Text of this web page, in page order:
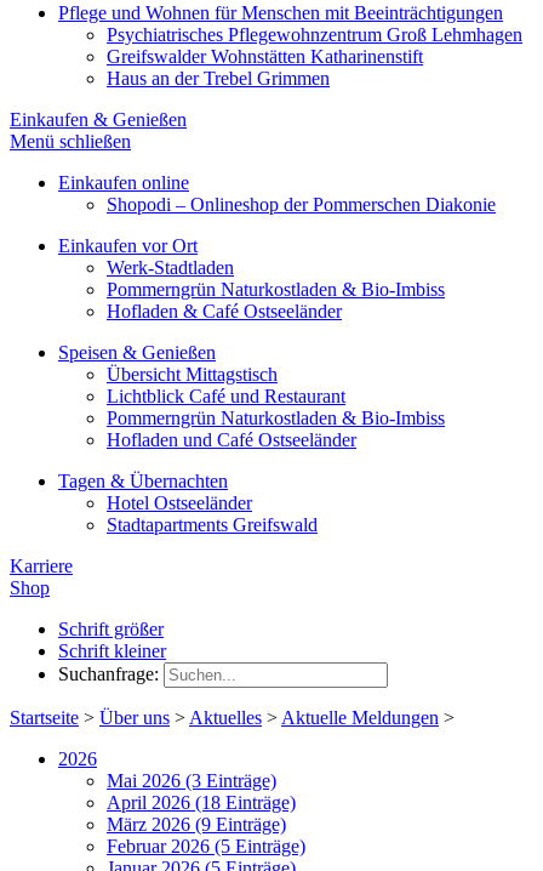
Pflege und Wohnen für Menschen mit Beeinträchtigungen
Psychiatrisches Pflegewohnzentrum Groß Lehmhagen
Greifswalder Wohnstätten Katharinenstift
Haus an der Trebel Grimmen
Einkaufen & Genießen
Menü schließen
Einkaufen online
Shopodi – Onlineshop der Pommerschen Diakonie
Einkaufen vor Ort
Werk-Stadtladen
Pommerngrün Naturkostladen & Bio-Imbiss
Hofladen & Café Ostseeländer
Speisen & Genießen
Übersicht Mittagstisch
Lichtblick Café und Restaurant
Pommerngrün Naturkostladen & Bio-Imbiss
Hofladen und Café Ostseeländer
Tagen & Übernachten
Hotel Ostseeländer
Stadtapartments Greifswald
Karriere
Shop
Schrift größer
Schrift kleiner
Suchanfrage:
Startseite > Über uns > Aktuelles > Aktuelle Meldungen >
2026
Mai 2026 (3 Einträge)
April 2026 (18 Einträge)
März 2026 (9 Einträge)
Februar 2026 (5 Einträge)